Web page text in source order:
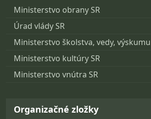
Ministerstvo obrany SR
Úrad vlády SR
Ministerstvo školstva, vedy,
Ministerstvo kultúry SR
Ministerstvo vnútra SR
Organizačné zložky